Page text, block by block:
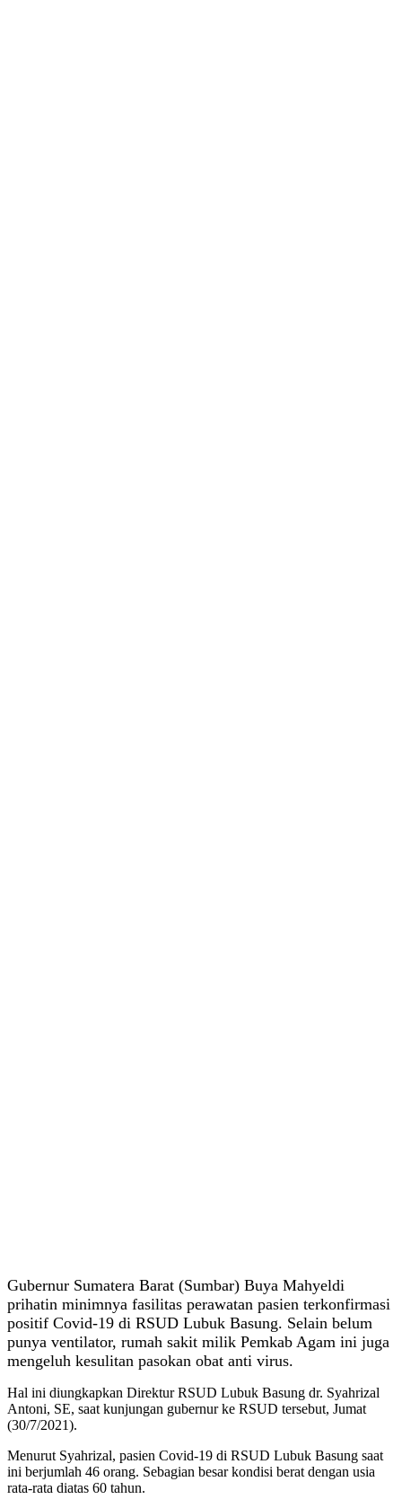
Gubernur Sumatera Barat (Sumbar) Buya Mahyeldi
prihatin minimnya fasilitas perawatan pasien terkonfirmasi
positif Covid-19 di RSUD Lubuk Basung. Selain belum
punya ventilator, rumah sakit milik Pemkab Agam ini juga
mengeluh kesulitan pasokan obat anti virus.
Hal ini diungkapkan Direktur RSUD Lubuk Basung dr. Syahrizal
Antoni, SE, saat kunjungan gubernur ke RSUD tersebut, Jumat
(30/7/2021).
Menurut Syahrizal, pasien Covid-19 di RSUD Lubuk Basung saat
ini berjumlah 46 orang. Sebagian besar kondisi berat dengan usia
rata-rata diatas 60 tahun.